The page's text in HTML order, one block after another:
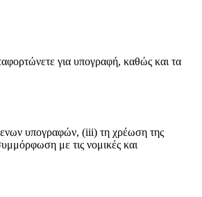
για υπογραφή, καθώς και τα
υπογραφών, (iii) τη χρέωση της
με τις νομικές και